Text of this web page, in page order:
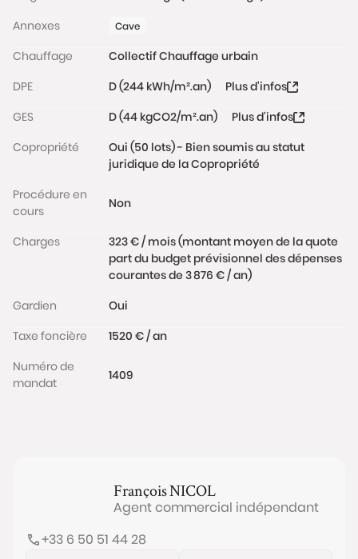
septembre 2026) et sécurisée grâce à la présence
compléter l’ensemble.
Charges de copropriété : 328 €/mois (incluant le
chauffage CPCU)
Idéalement situé, le bien se trouve dans le quartier
vivant et recherché du Marais, apprécié pour ses
nombreux commerces, boutiques, restaurants et
Musée des Archives Nationales). Vous pourrez
également accéder en 5 minutes à pied, aux bords
Les informations sur les risques auxquels ce bien est
exposé sont disponibles sur le site
www.georisques.gouv.fr
Annexes
Cave
Chauffage
Collectif Chauffage urbain
DPE
D (244 kWh/m².an)
Plus d'infos
GES
D (44 kgCO2/m².an)
Plus d'infos
Copropriété
Oui (50 lots) - Bien soumis au statut
juridique de la Copropriété
Procédure en
cours
Non
Charges
323 € / mois (montant moyen de la quote
part du budget prévisionnel des dépenses
courantes de 3 876 € / an)
Gardien
Oui
Taxe foncière
1520 € / an
Numéro de
mandat
1409
FrançoisNICOL
Agent commercial indépendant
+33 6 50 51 44 28